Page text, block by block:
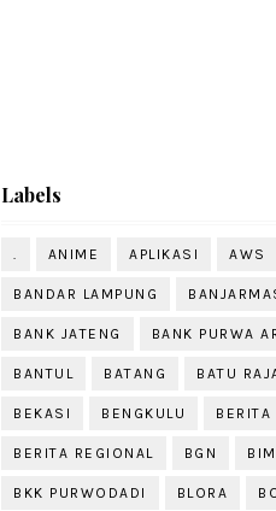
Labels
. ANIME APLIKASI AWS
BANDAR LAMPUNG
BANK JATENG BANK PURWA
BANTUL BATANG BATU
BEKASI BENGKULU BERITA
BERITA REGIONAL BGN
BKK PURWODADI BLORA